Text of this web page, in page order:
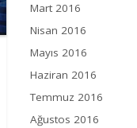
Mart 2016
Nisan 2016
Mayıs 2016
Haziran 2016
Temmuz 2016
Ağustos 2016